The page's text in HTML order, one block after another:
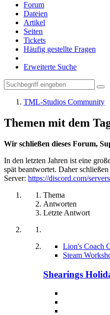
Forum
Dateien
Artikel
Seiten
Tickets
Häufig gestellte Fragen
Erweiterte Suche
TML-Studios Community
Themen mit dem
Wir schließen dieses Forum,
In den letzten Jahren ist eine
spät beantwortet. Daher
Server: https://discord.com/
Thema
Antworten
Letzte Antwort
Lion's Coach
Steam
Shearings